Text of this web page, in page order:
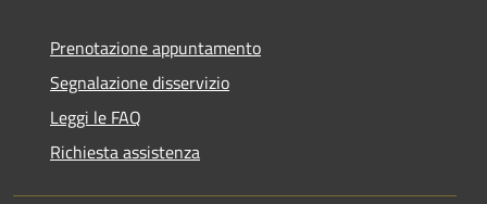
Prenotazione appuntamento
Segnalazione disservizio
Leggi le FAQ
Richiesta assistenza